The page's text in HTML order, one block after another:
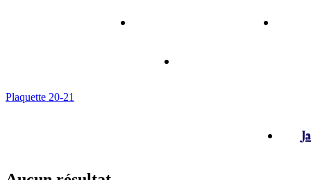
Plaquette 20-21